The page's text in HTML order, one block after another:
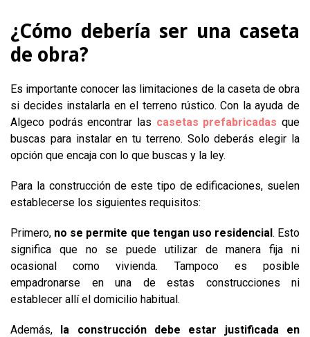
¿Cómo debería ser una caseta
de obra?
Es importante conocer las limitaciones de la caseta de obra
si decides instalarla en el terreno rústico. Con la ayuda de
Algeco podrás encontrar las casetas prefabricadas que
buscas para instalar en tu terreno. Solo deberás elegir la
opción que encaja con lo que buscas y la ley.
Para la construcción de este tipo de edificaciones, suelen
establecerse los siguientes requisitos:
Primero, no se permite que tengan uso residencial. Esto
significa que no se puede utilizar de manera fija ni
ocasional como vivienda. Tampoco es posible
empadronarse en una de estas construcciones ni
establecer allí el domicilio habitual.
Además, la construcción debe estar justificada en